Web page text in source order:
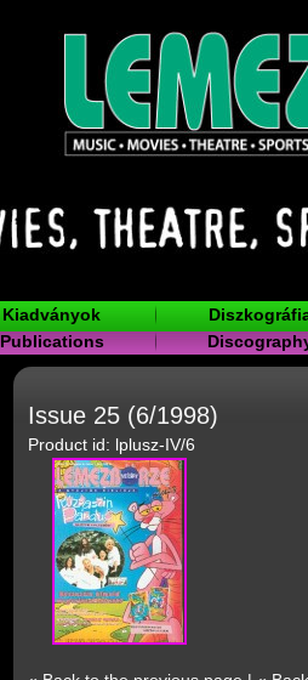
Kiadványok
Publications
Issue 25 (6/1998)
Product id: lplusz-IV/6